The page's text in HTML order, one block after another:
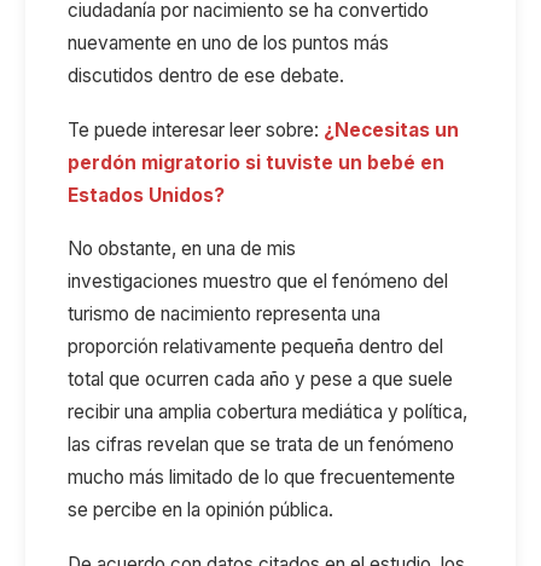
ciudadanía por nacimiento se ha convertido
nuevamente en uno de los puntos más
discutidos dentro de ese debate.
Te puede interesar leer sobre: ¿Necesitas un
perdón migratorio si tuviste un bebé en
Estados Unidos?
No obstante, en una de mis
investigaciones muestro que el fenómeno del
turismo de nacimiento representa una
proporción relativamente pequeña dentro del
total que ocurren cada año y pese a que suele
recibir una amplia cobertura mediática y política,
las cifras revelan que se trata de un fenómeno
mucho más limitado de lo que frecuentemente
se percibe en la opinión pública.